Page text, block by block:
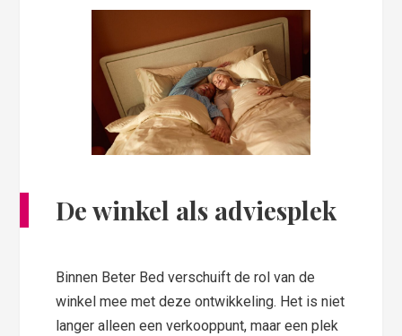
De winkel als adviesplek
Binnen Beter Bed verschuift de rol van de
winkel mee met deze ontwikkeling. Het is niet
langer alleen een verkooppunt, maar een plek